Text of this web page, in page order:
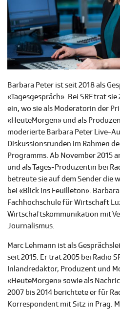
Barbara Peter ist seit 2018 als
«Tagesgespräch». Bei SRF trat sie
ein, wo sie als Moderatorin der
«HeuteMorgen» und als
moderierte Barbara Peter Live-
Diskussionsrunden im Rahmen
Programms. Ab November 2015
und als Tages-Produzentin bei
betreute sie auf dem Sender die
bei «Blick ins Feuilleton».
Fachhochschule für Wirtschaft
Wirtschaftskommunikation mit
Journalismus.
Marc Lehmann ist als
seit 2015. Er trat 2005 bei Radio
Inlandredaktor, Produzent und
«HeuteMorgen» sowie als
2007 bis 2014 berichtete er für
Korrespondent mit Sitz in Prag.